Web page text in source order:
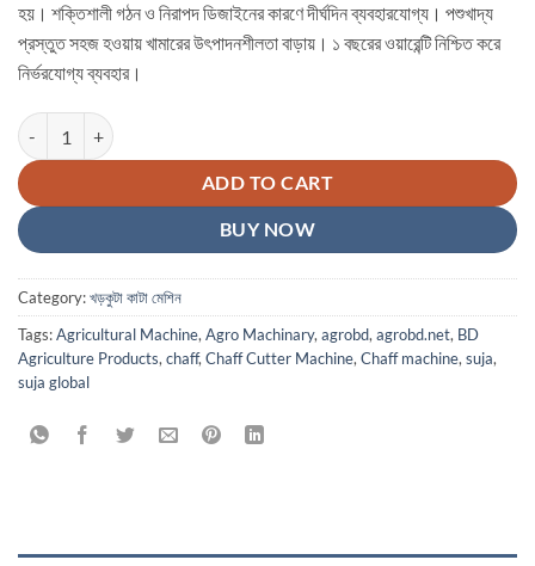
হয়। শক্তিশালী গঠন ও নিরাপদ ডিজাইনের কারণে দীর্ঘদিন ব্যবহারযোগ্য। পশুখাদ্য
প্রস্তুত সহজ হওয়ায় খামারের উৎপাদনশীলতা বাড়ায়। ১ বছরের ওয়ারেন্টি নিশ্চিত করে
নির্ভরযোগ্য ব্যবহার।
Chaff Cutter Machine In Bangladesh quantity
ADD TO CART
BUY NOW
Category:খড়কুটা কাটা মেশিন
Tags:Agricultural Machine, Agro Machinary, agrobd, agrobd.net, BD
Agriculture Products, chaff, Chaff Cutter Machine, Chaff machine, suja,
suja global